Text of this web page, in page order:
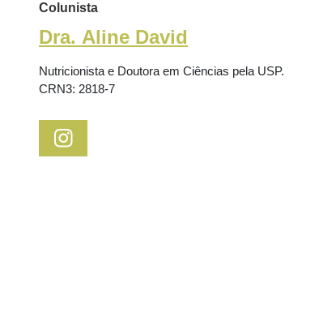
Colunista
Dra. Aline David
Nutricionista e Doutora em Ciências pela USP.
CRN3: 2818-7